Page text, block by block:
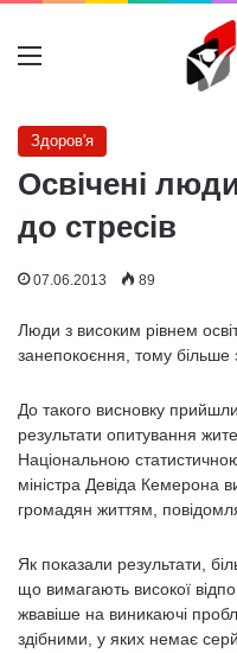
Меню
Здоров'я
Освічені
до стресів
07.06.2013 89
Люди з високим рівнем
занепокоєння, тому більше
До такого висновку
результати опитування
Національною
міністра Девіда Кемерона
громадян життям,
Як показали результати,
що вимагають високої
жвавіше на виникаючі
здібними, у яких немає